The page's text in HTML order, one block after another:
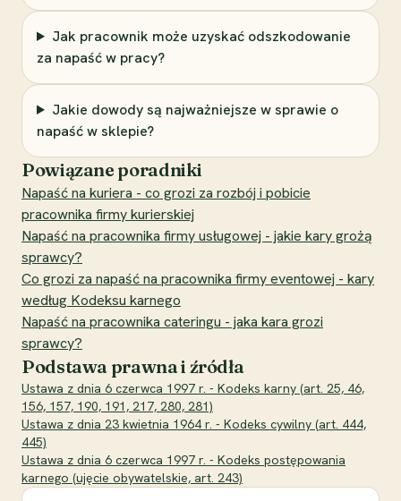
Jak pracownik może uzyskać odszkodowanie
za napaść w pracy?
Jakie dowody są najważniejsze w sprawie o
napaść w sklepie?
Powiązane poradniki
Napaść na kuriera - co grozi za rozbój i pobicie
pracownika firmy kurierskiej
Napaść na pracownika firmy usługowej - jakie kary grożą
sprawcy?
Co grozi za napaść na pracownika firmy eventowej - kary
według Kodeksu karnego
Napaść na pracownika cateringu - jaka kara grozi
sprawcy?
Podstawa prawna i źródła
Ustawa z dnia 6 czerwca 1997 r. - Kodeks karny (art. 25, 46,
156, 157, 190, 191, 217, 280, 281)
Ustawa z dnia 23 kwietnia 1964 r. - Kodeks cywilny (art. 444,
445)
Ustawa z dnia 6 czerwca 1997 r. - Kodeks postępowania
karnego (ujęcie obywatelskie, art. 243)